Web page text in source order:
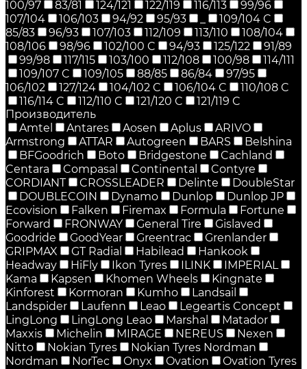
100/97
83/81 124/121 122/119 116/113
99/96
107/104
106/103 94/92 95/93
109/104 C
85/83
96/93 107/103 112/109 113/110
108/104
108/106
98/96 102/100 C 94/93 125/122
91/89
99/98
117/115 103/100 112/108 100/98
114/111
109/107 C
109/105 88/85 86/84
97/95
106/102
127/124 104/102 C 106/104 C
110/108 C
116/114 C
112/110 C 121/120 C
121/119 C
Производитель
Amtel
Antares Aosen Aplus
ARIVO
Armstrong
ATTAR Autogreen BARS
Belshina
BFGoodrich
Boto Bridgestone
Cachland
Centara
Compasal Continental
Contyre
CORDIANT
CROSSLEADER Delinte
DoubleStar
DOUBLECOIN
Dynamo Dunlop
Dunlop JP
Ecovision
Falken Firemax Formula
Fortune
Forward
FRONWAY General Tire
Gislaved
Goodride
GoodYear Greentrac
Grenlander
GRIPMAX
GT Radial Habilead
Hankook
Headway
HiFly Ikon Tyres ILINK
IMPERIAL
Kama
Kapsen Khomen Wheels
Kingnate
Kinforest
Kormoran Kumho
Landsail
Landspider
Laufenn Leao
Legeartis Concept
LingLong
LingLong Leao Marshal
Matador
Maxxis
Michelin MIRAGE NEREUS
Nexen
Nitto
Nokian Tyres
Nokian Tyres Nordman
Nordman
NorTec Onyx Ovation
Ovation Tyres